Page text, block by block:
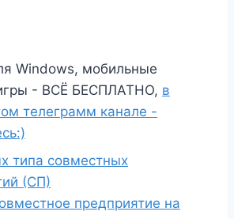
Windows, мобильные
- ВСЁ БЕСПЛАТНО, в
телеграмм канале -
типа совместных
(СП)
предприятие на